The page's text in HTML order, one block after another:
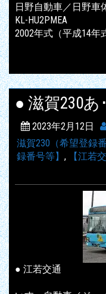
日野自動車／日野車
KL-HU2PMEA
2002年式（平成14年
● 滋賀230あ
2023年2月12日
滋賀230（希望登録番
録番号等】 , 【江若
● 江若交通